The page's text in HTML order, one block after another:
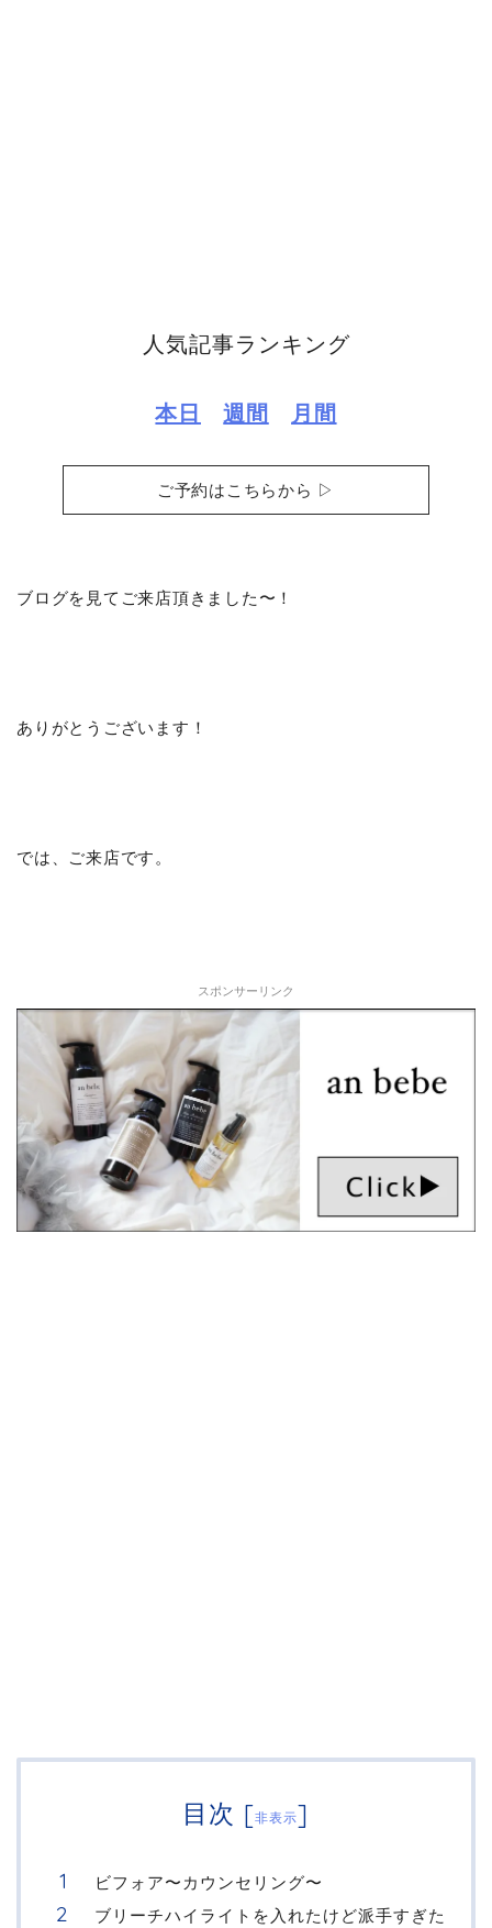
人気記事ランキング
本日 週間 月間
ご予約はこちらから ▷
ブログを見てご来店頂きました〜！
ありがとうございます！
では、ご来店です。
スポンサーリンク
目次 [非表示]
ビフォア〜カウンセリング〜
ブリーチハイライトを入れたけど派手すぎた